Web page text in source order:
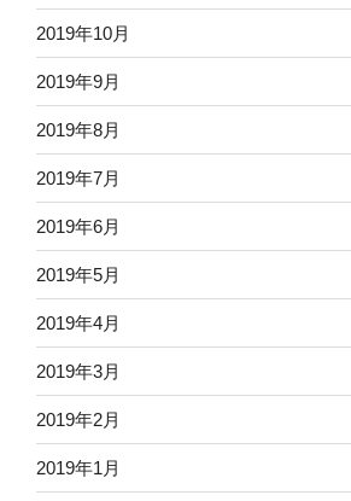
2019年10月
2019年9月
2019年8月
2019年7月
2019年6月
2019年5月
2019年4月
2019年3月
2019年2月
2019年1月